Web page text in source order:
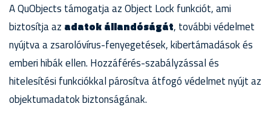
A QuObjects támogatja az Object Lock funkciót, ami
biztosítja az adatok állandóságát, további védelmet
nyújtva a zsarolóvírus-fenyegetések, kibertámadások és
emberi hibák ellen. Hozzáférés-szabályzással és
hitelesítési funkciókkal párosítva átfogó védelmet nyújt az
objektumadatok biztonságának.